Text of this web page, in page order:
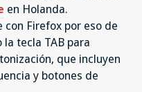
en Holanda.
Firefox por eso de
tecla TAB para
que incluyen
y botones de